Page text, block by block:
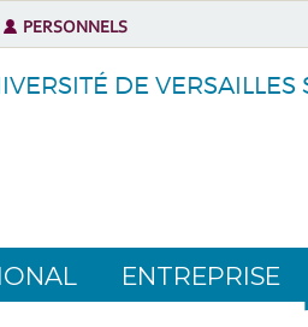
DE
ENTREPRISE
PERSONNELS